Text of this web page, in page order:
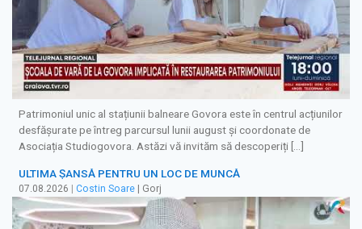
Patrimoniul unic al stațiunii balneare Govora este în centrul acțiunilor
desfășurate pe întreg parcursul lunii august și coordonate de
Asociația Studiogovora. Astăzi vă invităm să descoperiți […]
ULTIMA ȘANSĂ PENTRU UN LOC DE MUNCĂ
07.08.2026 Costin Soare | Gorj